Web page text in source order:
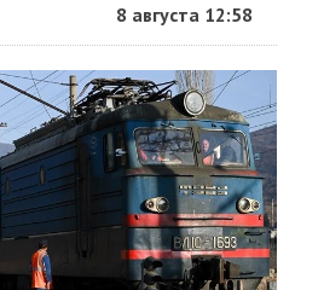
8 августа 12:58